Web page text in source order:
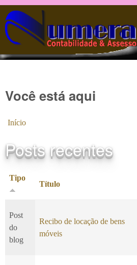
Pular para o
Você está aqui
Início
Posts recentes
Tipo
Título
Post
do
blog
Recibo de locação de bens
móveis